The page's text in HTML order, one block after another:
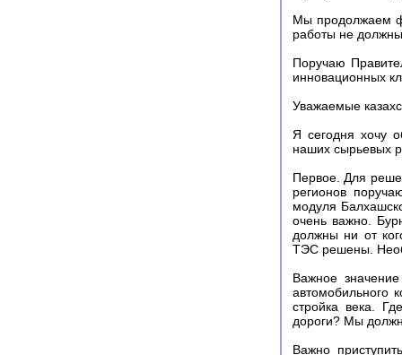
Мы продолжаем
работы не
Поручаю
инновационных
Уважаемые
Я сегодня хочу
наших сырьевых
Первое. Для
регионов
модуля
очень важно.
должны ни от
ТЭС решены.
Важное значение
автомобильного
стройка века.
дороги? Мы
Важно